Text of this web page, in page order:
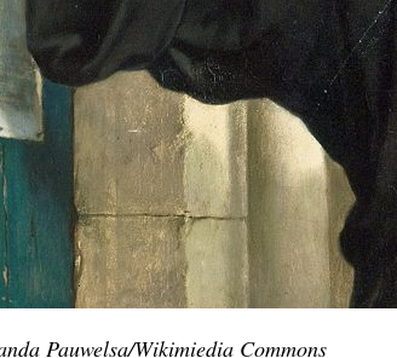
Pauwelsa/Wikimiedia Commons